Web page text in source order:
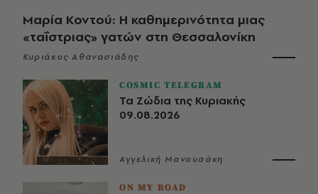
Μαρία Κοντού: Η καθημερινότητα μιας
«ταΐστριας» γατών στη Θεσσαλονίκη
Κυριάκος Αθανασιάδης
COSMIC TELEGRAM
Τα Ζώδια της Κυριακής
09.08.2026
Αγγελική Μανουσάκη
ON MY ROAD